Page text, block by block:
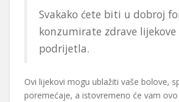
Svakako ćete biti u dobroj
konzumirate zdrave
podrijetla.
Ovi lijekovi mogu ublažiti vaše bolove,
poremećaje, a istovremeno će vam